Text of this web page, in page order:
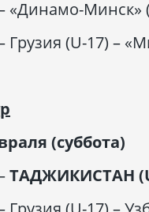
«Динамо-Минск»
Грузия (U-17) –
(суббота)
ТАДЖИКИСТАН